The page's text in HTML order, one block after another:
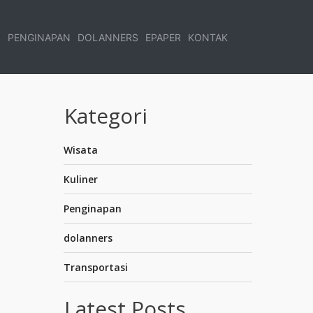
PENGINAPAN DOLANNERS EPAPER KONTAK
Kategori
Wisata
Kuliner
Penginapan
dolanners
Transportasi